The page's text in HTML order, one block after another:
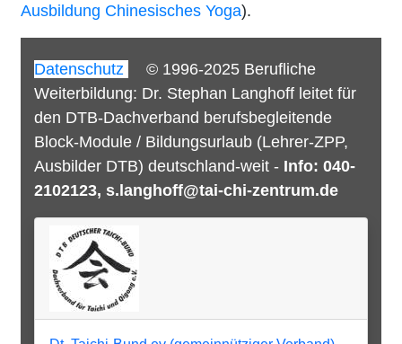
Ausbildung Chinesisches Yoga).
Datenschutz
© 1996-2025 Berufliche
Weiterbildung: Dr. Stephan Langhoff leitet für
den DTB-Dachverband berufsbegleitende
Block-Module / Bildungsurlaub (Lehrer-ZPP,
Ausbilder DTB) deutschland-weit - Info: 040-
2102123, s.langhoff@tai-chi-zentrum.de